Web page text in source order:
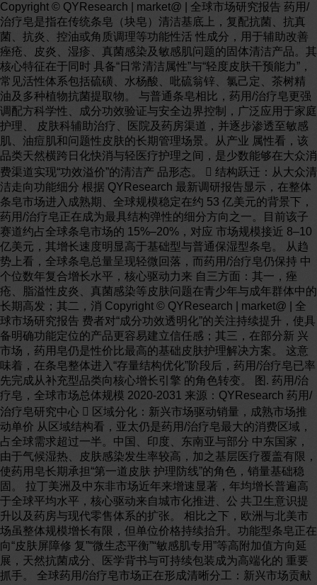
Copyright © QYResearch | market@ | 全球市场研究报告 药用/
治疗皂是指在传统条皂（块皂）清洁基底上，复配抗菌、抗真
菌、抗炎、控油或角质调理等功能性活 性成分，用于辅助改善
痤疮、皮炎、湿疹、真菌感染及敏感肌问题的固体清洁产品。其
核心特征在于同时 具备“日常清洁属性”与“轻度皮肤干预能力”，
常见活性体系包括硫磺、水杨酸、吡硫翁锌、氯己定、茶树精
油及多种植物抗菌提取物。 与普通条皂相比，药用/治疗皂更强
调配方科学性、成分功效验证与安全边界控制，广泛应用于家庭
护理、 皮肤科辅助治疗、医院及药房渠道，并逐步渗透至敏感
肌、油痘肌和问题性皮肤的长期管理场景。从产业 属性看，该
品类天然横跨日化快消与轻医疗护理之间，是少数能够在大众消
费渠道实现“功效溢价”的清洁产 品形态。  结构跃迁：从大众清
洁走向功能细分 根据 QYResearch 最新调研报告显示，在整体
条皂市场进入成熟期、全球规模稳定在约 53 亿美元的背景下，
药用/治疗皂正在成为最具结构弹性的细分方向之一。目前该子
赛道约占全球条皂市场的 15%–20%，对应 市场规模接近 8–10
亿美元，其增长速度明显高于基础型与普通保湿型条皂。 从趋
势上看，全球条皂总量呈现轻微回落，而药用/治疗皂仍保持 中
个位数年复合增长水平，核心驱动力来 自三方面：其一，痤
疮、脂溢性皮炎、真菌感染等皮肤问题在青少年与成年群体中的
长期高发；其二，消 Copyright © QYResearch | market@ | 全
球市场研究报告 费者对“成分功效透明化”的关注持续提升，使具
备明确功能定位的产品更容易建立信任感；其三，在部分新 兴
市场，药用皂仍是性价比最高的基础皮肤护理解决方案。 这意
味着，在条皂整体进入“存量结构优化”阶段后，药用/治疗皂已率
先完成从补充型品类向核心增长引擎 的角色转变。 图. 药用/治
疗皂，全球市场总体规模 2020-2031 来源：QYResearch 药用/
治疗皂研究中心  区域分化：新兴市场驱动销量，成熟市场推
动单价 从区域结构看，亚太仍是药用/治疗皂最大的消费区域，
占全球需求超过一半。中国、印度、东南亚与部分 中东国家，
由于气候湿热、皮肤感染发生率较高，加之基层医疗覆盖有限，
使药用皂长期承担“第一道皮肤 护理防线”的角色，销量基础稳
固。 拉丁美洲及中东非市场近年来增速显著，年均增长普遍高
于全球平均水平，核心驱动来自城市化推进、公 共卫生意识提
升以及药房与现代零售体系的扩张。 相比之下，欧洲与北美市
场虽整体规模增长有限，但单位价格持续抬升。功能型条皂正在
向“皮肤屏障修 复”“微生态平衡”“敏感肌专用”等高附加值方向延
展，天然抗菌成分、医学背书与可持续包装成为高端化的 重要
抓手。 全球药用/治疗皂市场正在形成清晰分工：新兴市场贡献